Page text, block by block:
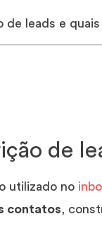
leads e
de
utilizado no
contatos,